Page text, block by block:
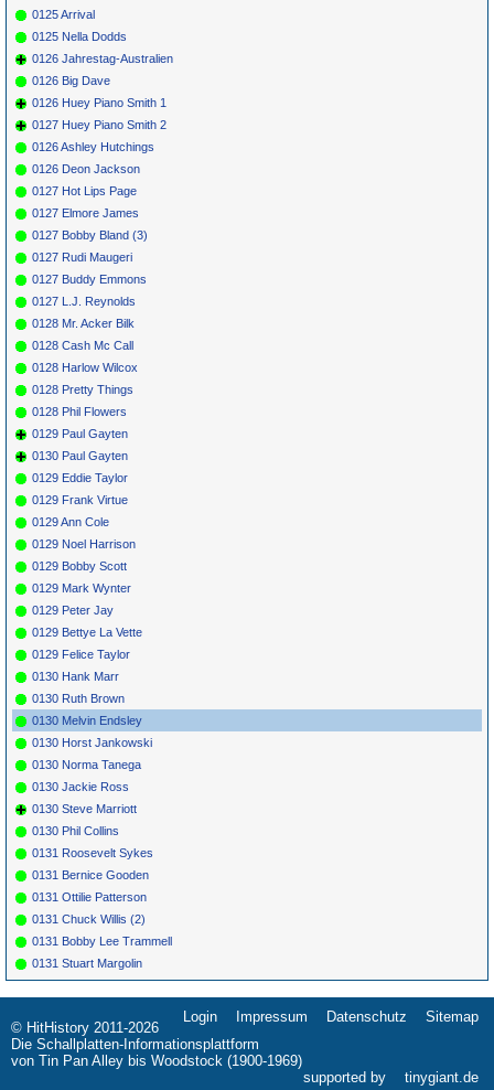
0125 Arrival
0125 Nella Dodds
0126 Jahrestag-Australien
0126 Big Dave
0126 Huey Piano Smith 1
0127 Huey Piano Smith 2
0126 Ashley Hutchings
0126 Deon Jackson
0127 Hot Lips Page
0127 Elmore James
0127 Bobby Bland (3)
0127 Rudi Maugeri
0127 Buddy Emmons
0127 L.J. Reynolds
0128 Mr. Acker Bilk
0128 Cash Mc Call
0128 Harlow Wilcox
0128 Pretty Things
0128 Phil Flowers
0129 Paul Gayten
0130 Paul Gayten
0129 Eddie Taylor
0129 Frank Virtue
0129 Ann Cole
0129 Noel Harrison
0129 Bobby Scott
0129 Mark Wynter
0129 Peter Jay
0129 Bettye La Vette
0129 Felice Taylor
0130 Hank Marr
0130 Ruth Brown
0130 Melvin Endsley
0130 Horst Jankowski
0130 Norma Tanega
0130 Jackie Ross
0130 Steve Marriott
0130 Phil Collins
0131 Roosevelt Sykes
0131 Bernice Gooden
0131 Ottilie Patterson
0131 Chuck Willis (2)
0131 Bobby Lee Trammell
0131 Stuart Margolin
Navigation
überspringen
Login Impressum Datenschutz Sitemap
© HitHistory 2011-2026
Die Schallplatten-Informationsplattform
von Tin Pan Alley bis Woodstock (1900-1969)
supported by
tinygiant.de